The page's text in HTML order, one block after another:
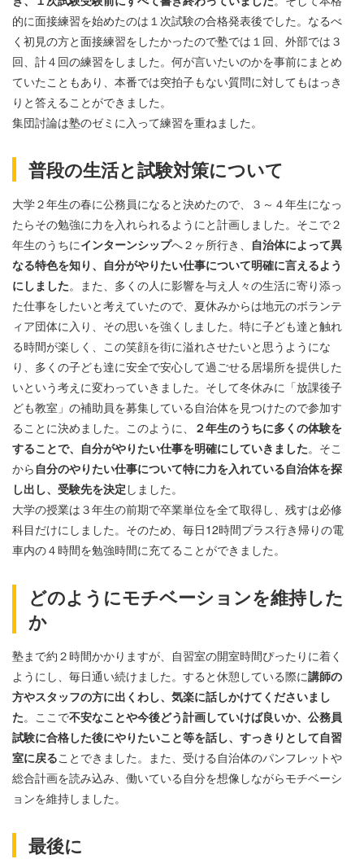
的に面接練習を始めたのは１次試験の合格発表後でした。なるべ
く初見の方と面接練習をしたかったので塾では１回、外部では３
回、計４回の練習をしました。何が言いたいのかを事前にまとめ
ていたこともあり、本番では突拍子もない質問に対してもはっき
りと答えることができました。
集団討論は塾のゼミに入って練習を重ねました。
普段の生活と試験対策について
大学２年生の春に公務員になると決めたので、３～４年生になっ
たらその勉強に力を入れられるようにと計画しました。そこで２
年生のうちにインターンシップへ２ヶ所行き、 自治体によって異
なる特色を知り、自分がやりたい仕事について明確に言えるよう
にしました。また、多くの人に影響を与え人々の生活に寄り添っ
た仕事をしたいと考えていたので、夏休みからは地元のボランテ
ィア団体に入り、その思いを強くしました。特に子ども達と触れ
る時間が楽しく、この笑顔を街に溢れさせたいと思うようにな
り、多くの子ども達に安全で安心して過ごせる居場所を提供した
いという考えに変わっていきました。そして冬休みに「放課後子
ども教室」の補助員を募集している自治体を見つけたので参加す
ることに決めました。このように、
２年生のうちに多くの体験を
することで、自分がやりたい仕事を明確にしていきました。そこ
から 自分のやりたい仕事について特に力を入れている自治体を探
し出し、受験先を決定 しました。
大学の授業は３年生の前期で卒業単位を全て取得し、残すは必修
科目だけにしました。そのため、毎日12時間プラス行き帰りの電
車内の４時間を勉強時間に充てることができました。
どのようにモチベーションを維持した
か
塾まで約２時間かかりますが、自習室の開室時間ぴったりに着く
ようにし、毎日通い続けました。すると休憩している際に講師の
方やスタッフの方に出くわし、気楽に話しかけてくださいまし
た。ここで不安なことや今後どう計画していけば良いか、公務員
試験に合格した後にやりたいこと等を話し、すっきりとして自習
室に戻ることできました。また、受ける自治体のパンフレットや
総合計画を読み込み、働いている自分を想像しながらモチベーシ
ョンを維持しました。
最後に